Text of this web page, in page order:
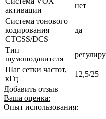
активации
нет
Система тонового
кодирования
CTCSS/DCS
да
Тип
шумоподавителя
Шаг сетки частот,
кГц
12,5/25
Добавить отзыв
Ваша оценка:
Опыт использования: